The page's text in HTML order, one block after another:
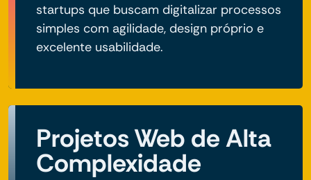
startups que buscam digitalizar processos
simples com agilidade, design próprio e
excelente usabilidade.
Projetos Web de Alta
Complexidade